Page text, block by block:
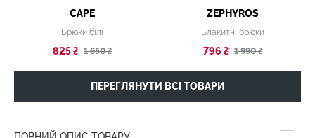
CAPE
Брюки білі
825 ₴ 1 650 ₴
ZEPHYROS
Блакитні брюки
796 ₴ 1 990 ₴
ПЕРЕГЛЯНУТИ ВСІ ТОВАРИ